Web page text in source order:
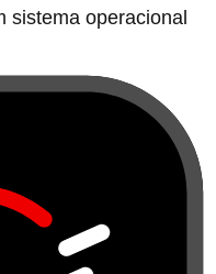
sistema operacional